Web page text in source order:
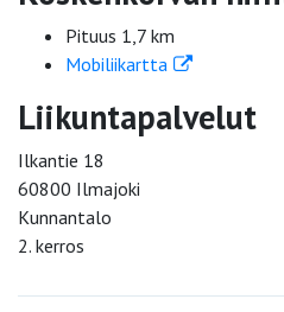
Pituus 1,7 km
Mobiliikartta
Liikuntapalvelut
Ilkantie 18
60800 Ilmajoki
Kunnantalo
2. kerros